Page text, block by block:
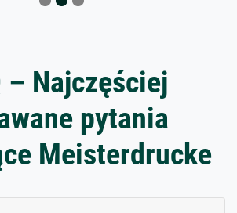
– Najczęściej
pytania
Meisterdrucke